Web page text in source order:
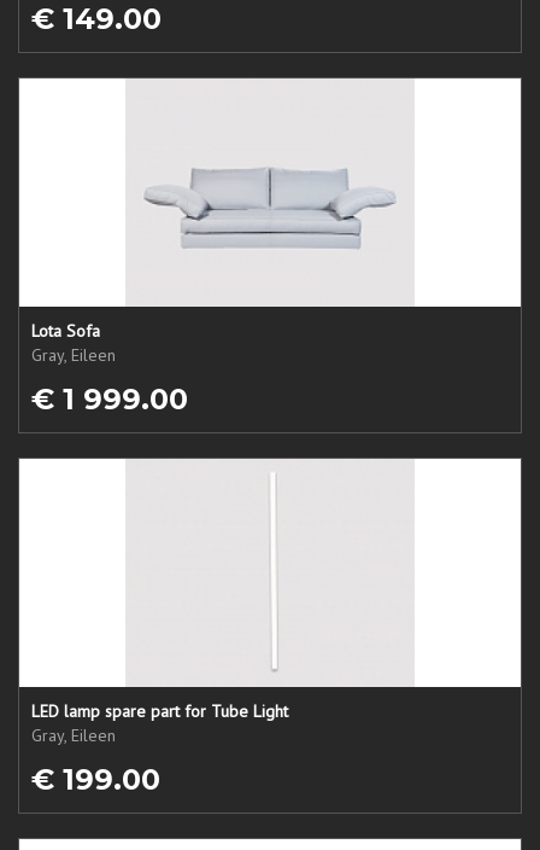
€ 149.00
Lota Sofa
Gray, Eileen
€ 1 999.00
LED lamp spare part for Tube Light
Gray, Eileen
€ 199.00